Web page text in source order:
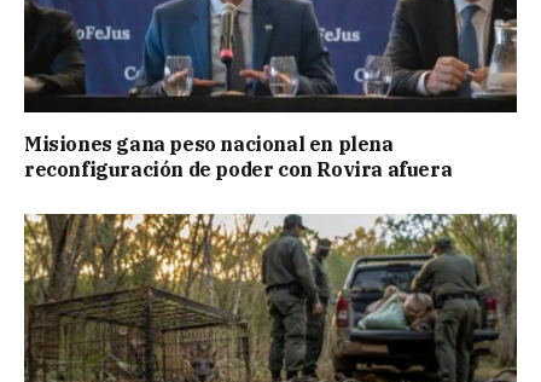
Misiones gana peso nacional en plena
reconfiguración de poder con Rovira afuera